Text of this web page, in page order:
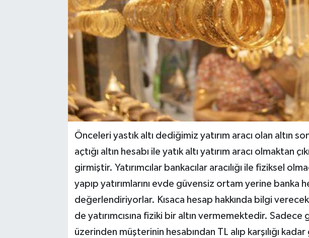
Önceleri yastık altı dediğimiz yatırım aracı olan altın
açtığı altın hesabı ile yatık altı yatırım aracı olmaktan
girmiştir. Yatırımcılar bankacılar aracılığı ile fiziksel
yapıp yatırımlarını evde güvensiz ortam yerine banka
değerlendiriyorlar. Kısaca hesap hakkında bilgi verecek
de yatırımcısına fiziki bir altın vermemektedir. Sadece
üzerinden müşterinin hesabından TL alıp karşılığı kadar